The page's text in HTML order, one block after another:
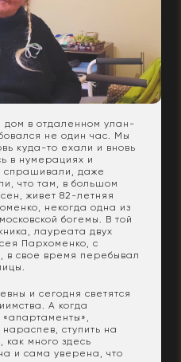
дом в отдаленном улан-
не один час. Мы
куда-то ехали и вновь
в нумерациях и
спрашивали, даже
что там, в большом
живет 82-летняя
некогда одна из
богемы. В той
лауреата двух
Пархоменко, с
в свое время перебывал
и сегодня светятся
А когда
«апартаменты»,
нараспев, ступить на
как много здесь
и сама уверена, что